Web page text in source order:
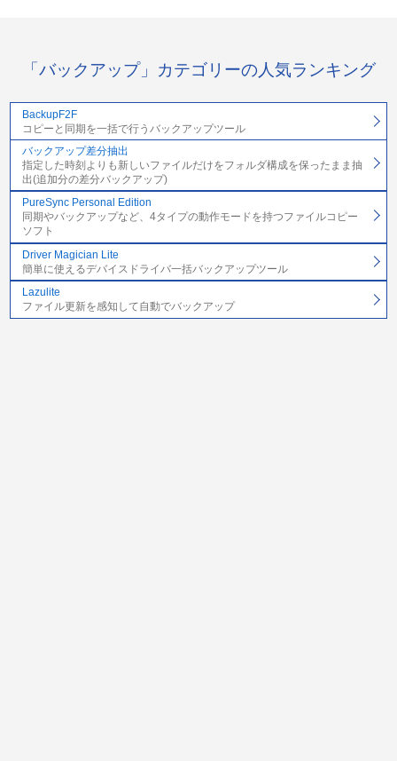
「バックアップ」カテゴリーの人気ランキング
BackupF2F
コピーと同期を一括で行うバックアップツール
バックアップ差分抽出
指定した時刻よりも新しいファイルだけをフォルダ構成を保ったまま抽
出(追加分の差分バックアップ)
PureSync Personal Edition
同期やバックアップなど、4タイプの動作モードを持つファイルコピー
ソフト
Driver Magician Lite
簡単に使えるデバイスドライバ一括バックアップツール
Lazulite
ファイル更新を感知して自動でバックアップ